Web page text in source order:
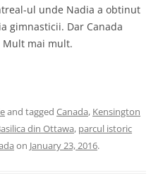
ul unde Nadia a obtinut
gimnasticii. Dar Canada
mai mult.
and tagged Canada, Kensington
din Ottawa, parcul istoric
on January 23, 2016.